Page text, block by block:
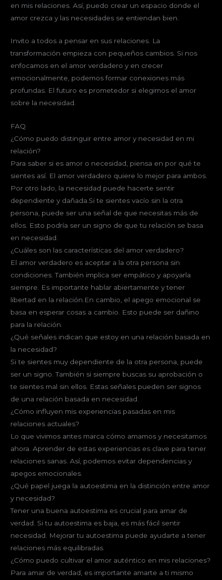
en mis relaciones. Así, puedo crear un espacio donde el
amor crezca y las necesidades se entiendan bien.
Invito a todos a pensar en sus relaciones. La
transformación empieza con pequeños cambios. Si nos
enfocamos en el amor verdadero y en crecer
emocionalmente, podemos formar conexiones más
profundas. El futuro es prometedor si elegimos el amor
sobre la necesidad.
FAQ
¿Cómo puedo distinguir entre amor y necesidad en mi
relación?
Para saber si es amor o necesidad, piensa en por qué te
sientes así. El amor verdadero quiere lo mejor para ambos.
Por otro lado, la necesidad puede hacerte sentir
dependiente y dañada.Si te sientes vacío sin la otra
persona, puede ser una señal de que necesitas más de
ellos. Esto podría ser un signo de que tu relación se basa
en necesidad.
¿Cuáles son las características del amor verdadero?
El amor verdadero es aceptar a la otra persona sin
condiciones. También implica ser empático y apoyarla
siempre. Es importante hablar abiertamente y tener
libertad en la relación.En cambio, el apego emocional se
basa en esperar cosas a cambio. Esto puede ser dañino
para la relación.
¿Qué señales indican que estoy en una relación basada en
la necesidad?
Si te sientes muy dependiente de la otra persona, puede
ser un signo. También si siempre buscas su aprobación o
te sientes mal sin ellos. Estas señales pueden ser signos
de una relación basada en necesidad.
¿Cómo influyen mis experiencias pasadas en mis
relaciones actuales?
Lo que vivimos antes marca cómo amamos y necesitamos
ahora. Aprender de estas experiencias es clave para tener
relaciones sanas. Así, podemos evitar dependencias y
apegos emocionales.
¿Qué papel juega la autoestima en la distinción entre amor
y necesidad?
Tener una buena autoestima es crucial para amar de
verdad. Si tu autoestima es baja, es más fácil sentir
necesidad. Mejorar tu autoestima puede ayudarte a tener
relaciones más equilibradas.
¿Cómo puedo cultivar el amor auténtico en mis relaciones?
Para amar de verdad, es importante amarte a ti mismo